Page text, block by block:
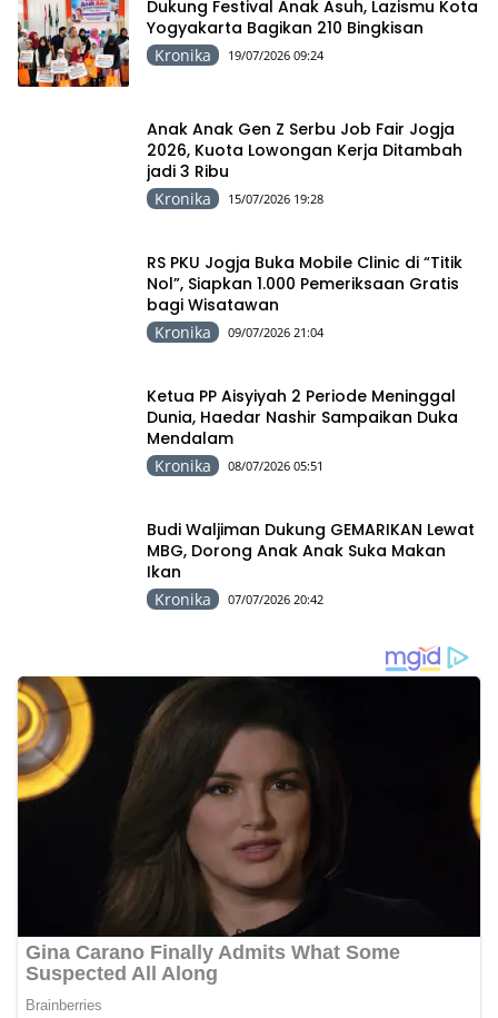
Dukung Festival Anak Asuh, Lazismu Kota
Yogyakarta Bagikan 210 Bingkisan
Kronika 19/07/2026 09:24
Anak Anak Gen Z Serbu Job Fair Jogja
2026, Kuota Lowongan Kerja Ditambah
jadi 3 Ribu
Kronika 15/07/2026 19:28
RS PKU Jogja Buka Mobile Clinic di “Titik
Nol”, Siapkan 1.000 Pemeriksaan Gratis
bagi Wisatawan
Kronika 09/07/2026 21:04
Ketua PP Aisyiyah 2 Periode Meninggal
Dunia, Haedar Nashir Sampaikan Duka
Mendalam
Kronika 08/07/2026 05:51
Budi Waljiman Dukung GEMARIKAN Lewat
MBG, Dorong Anak Anak Suka Makan
Ikan
Kronika 07/07/2026 20:42